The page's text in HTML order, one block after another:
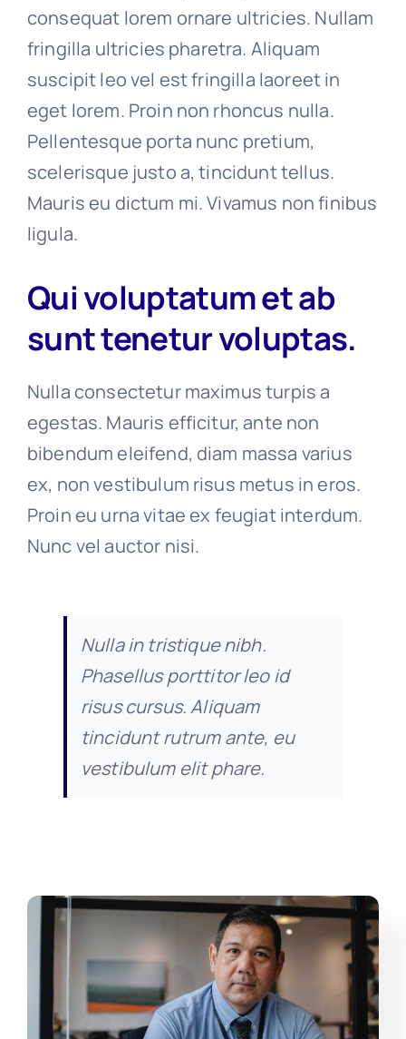
consequat lorem ornare ultricies. Nullam
fringilla ultricies pharetra. Aliquam
suscipit leo vel est fringilla laoreet in
eget lorem. Proin non rhoncus nulla.
Pellentesque porta nunc pretium,
scelerisque justo a, tincidunt tellus.
Mauris eu dictum mi. Vivamus non finibus
ligula.
Qui voluptatum et ab
sunt tenetur voluptas.
Nulla consectetur maximus turpis a
egestas. Mauris efficitur, ante non
bibendum eleifend, diam massa varius
ex, non vestibulum risus metus in eros.
Proin eu urna vitae ex feugiat interdum.
Nunc vel auctor nisi.
Nulla in tristique nibh.
Phasellus porttitor leo id
risus cursus. Aliquam
tincidunt rutrum ante, eu
vestibulum elit phare.